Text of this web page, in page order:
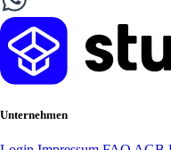
Unternehmen